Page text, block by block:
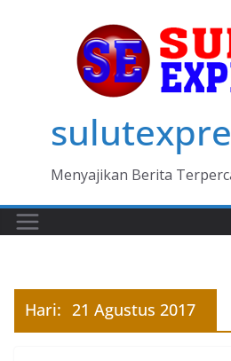
Menyajikan Berita
Hari: 21 Agustus 2017